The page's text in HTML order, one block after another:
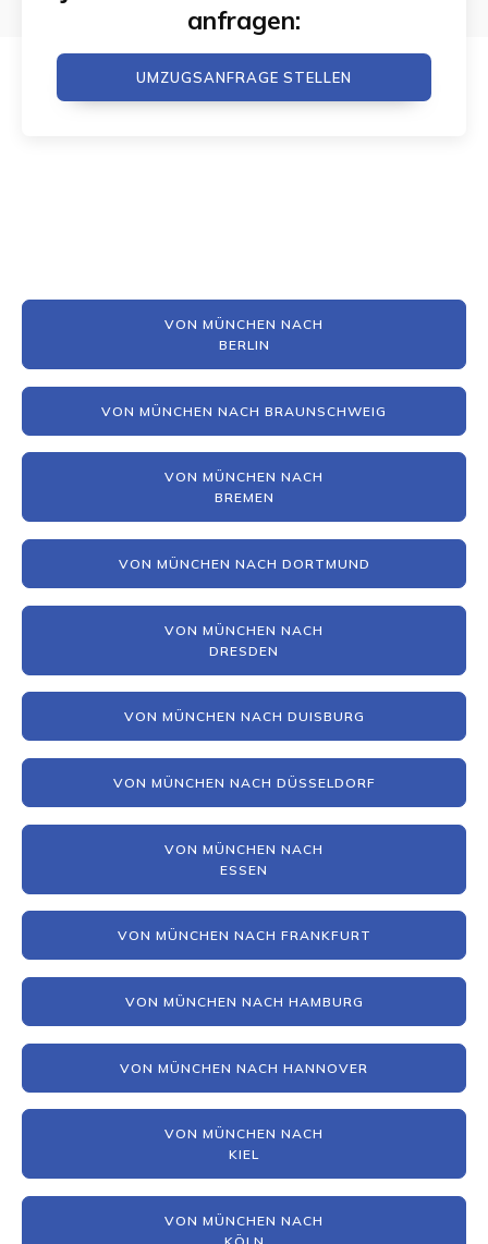
anfragen:
UMZUGSANFRAGE STELLEN
VON MÜNCHEN NACH
BERLIN
VON MÜNCHEN NACH BRAUNSCHWEIG
VON MÜNCHEN NACH
BREMEN
VON MÜNCHEN NACH DORTMUND
VON MÜNCHEN NACH
DRESDEN
VON MÜNCHEN NACH DUISBURG
VON MÜNCHEN NACH DÜSSELDORF
VON MÜNCHEN NACH
ESSEN
VON MÜNCHEN NACH FRANKFURT
VON MÜNCHEN NACH HAMBURG
VON MÜNCHEN NACH HANNOVER
VON MÜNCHEN NACH
KIEL
VON MÜNCHEN NACH